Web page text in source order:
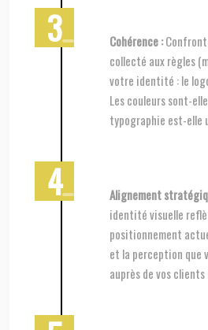
Cohérence :
collecté aux règles
votre identité : le
Les couleurs sont-
typographie est-elle
Alignement
identité visuelle
positionnement
et la perception que
auprès de vos clients